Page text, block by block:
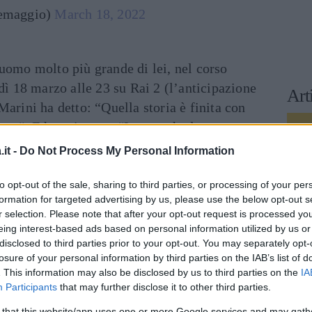
- Do Not Process My Personal Information
opt-out of the sale, sharing to third parties, or processing of your
for targeted advertising by us, please use the below opt-out
selection. Please note that after your opt-out request is processed
interest-based ads based on personal information utilized by us
to third parties prior to your opt-out. You may separately
of your personal information by third parties on the IAB’s list of
This information may also be disclosed by us to third parties on the
Participants that may further disclose it to other third parties.
March 18, 2022
molto più grande di lei, nel corso
18 marzo alle 23 su Rai 2 (l’anticipazione
ha detto: “Quella storia è finita con
“. E ha spiegato: “Io neanche lo sapevo.
interruzione, ero molto ragazzina, però mia
mio bene perché comunque questo amore
un amore non sano,turbato. Lui era una
Marini "bendata" tra i nuovi